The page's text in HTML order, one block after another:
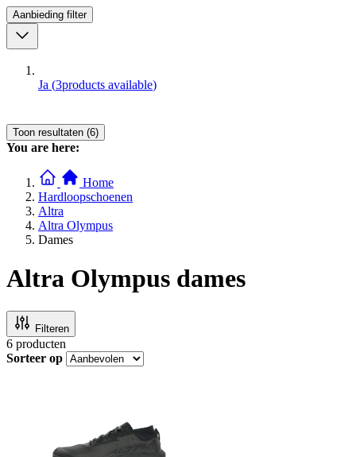
Aanbieding filter
Ja (3products available)
Toon resultaten (6)
You are here:
Home
Hardloopschoenen
Altra
Altra Olympus
Dames
Altra Olympus dames
Filteren
6 producten
Sorteer op